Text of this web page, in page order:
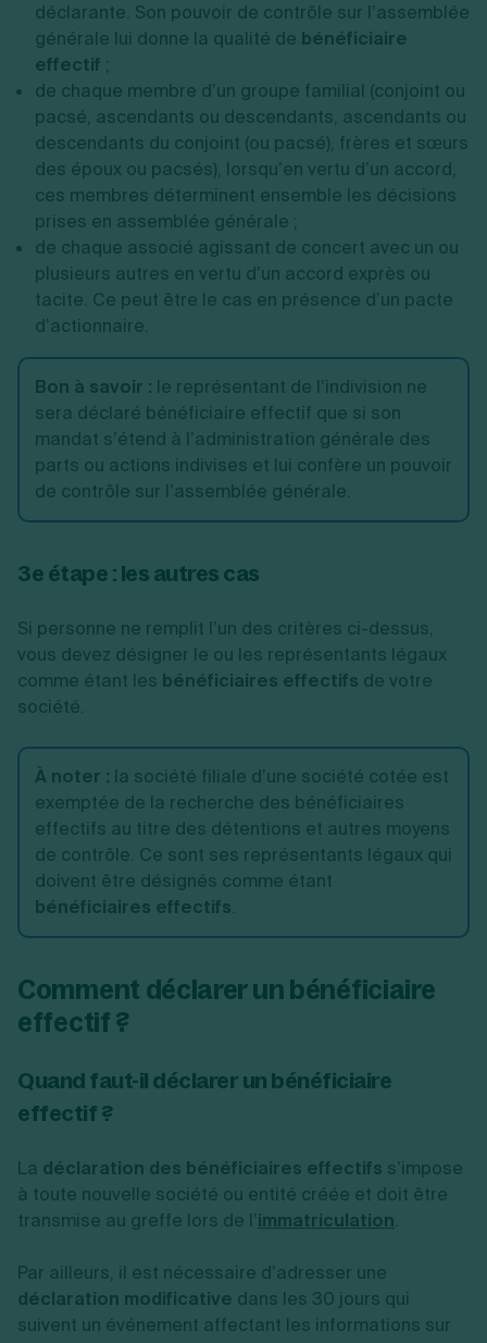
déclarante. Son pouvoir de contrôle sur l’assemblée
générale lui donne la qualité de bénéficiaire
effectif ;
de chaque membre d’un groupe familial (conjoint ou
pacsé, ascendants ou descendants, ascendants ou
descendants du conjoint (ou pacsé), frères et sœurs
des époux ou pacsés), lorsqu’en vertu d’un accord,
ces membres déterminent ensemble les décisions
prises en assemblée générale ;
de chaque associé agissant de concert avec un ou
plusieurs autres en vertu d’un accord exprès ou
tacite. Ce peut être le cas en présence d’un pacte
d’actionnaire.
Bon à savoir : le représentant de l’indivision ne
sera déclaré bénéficiaire effectif que si son
mandat s’étend à l’administration générale des
parts ou actions indivises et lui confère un pouvoir
de contrôle sur l’assemblée générale.
3e étape : les autres cas
Si personne ne remplit l’un des critères ci-dessus,
vous devez désigner le ou les représentants légaux
comme étant les bénéficiaires effectifs de votre
société.
À noter : la société filiale d’une société cotée est
exemptée de la recherche des bénéficiaires
effectifs au titre des détentions et autres moyens
de contrôle. Ce sont ses représentants légaux qui
doivent être désignés comme étant
bénéficiaires effectifs.
Comment déclarer un bénéficiaire
effectif ?
Quand faut-il déclarer un bénéficiaire
effectif ?
La déclaration des bénéficiaires effectifs s’impose
à toute nouvelle société ou entité créée et doit être
transmise au greffe lors de l’immatriculation.
Par ailleurs, il est nécessaire d’adresser une
déclaration modificative dans les 30 jours qui
suivent un événement affectant les informations sur